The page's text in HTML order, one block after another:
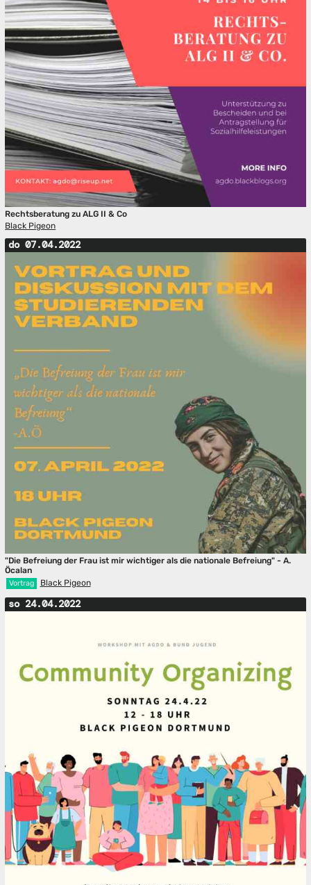
Rechtsberatung zu ALG II & Co
Black Pigeon
do 07.04.2022
"Die Befreiung der Frau ist mir wichtiger als die nationale Befreiung" - A.
Öcalan
Vortrag Black Pigeon
so 24.04.2022